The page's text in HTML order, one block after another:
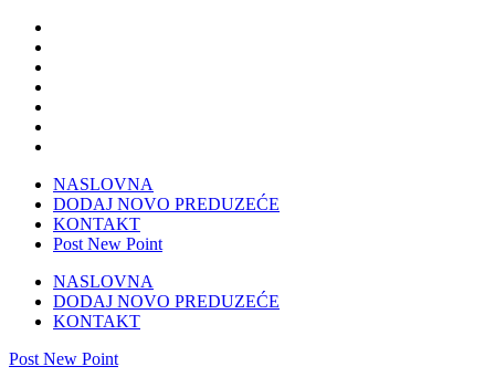
NASLOVNA
DODAJ NOVO PREDUZEĆE
KONTAKT
Post New Point
NASLOVNA
DODAJ NOVO PREDUZEĆE
KONTAKT
Post New Point